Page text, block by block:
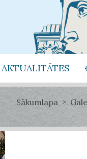
AKTUALITĀTES
Sākumlapa